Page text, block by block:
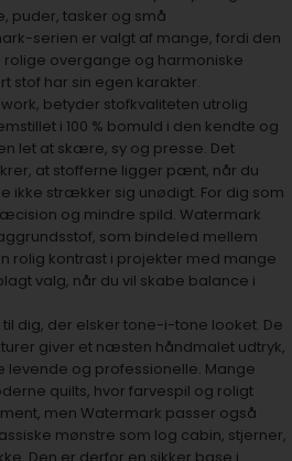
puder, tasker og små
serien er valgt af mange, fordi den
overgange og harmoniske
stof har sin egen karakter.
betyder stofkvaliteten utrolig
i 100 % bomuld i den kendte og
let at skære, sy og presse. Det
at stofferne ligger pænt, når du
ikke strækker sig unødigt. For dig som
og mindre spild. Watermark
som bindeled mellem
rolig kontrast i projekter med mange
valg, når du vil skabe balance i
dig, der elsker tone-i-tone looket. De
giver et næsten håndmalet udtryk,
levende og professionelle. Mange
quilts, hvor farvespil og roligt
men Watermark passer også
mønstre som log cabin, stjerner,